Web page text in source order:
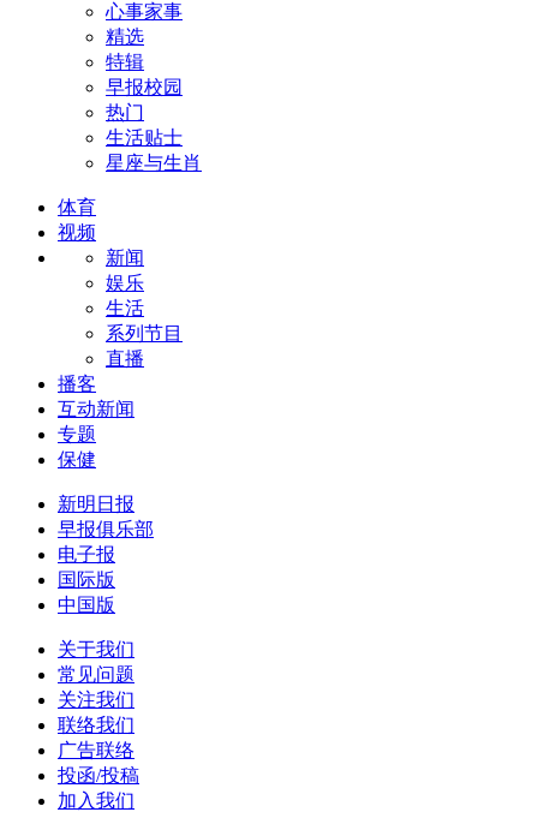
心事家事
精选
特辑
早报校园
热门
生活贴士
星座与生肖
体育
视频
新闻
娱乐
生活
系列节目
直播
播客
互动新闻
专题
保健
新明日报
早报俱乐部
电子报
国际版
中国版
关于我们
常见问题
关注我们
联络我们
广告联络
投函/投稿
加入我们